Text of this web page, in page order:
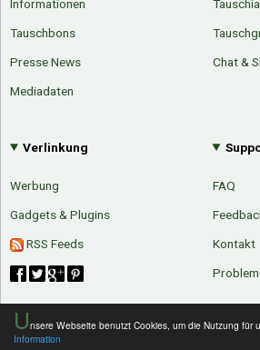
Unsere Webseite benutzt Cookies, um die Nutzung für
Information
Informationen
Tauschbons
Presse News
Mediadaten
Chat &
Verlinkung
Werbung
Gadgets & Plugins
RSS Feeds
FAQ
Kontakt